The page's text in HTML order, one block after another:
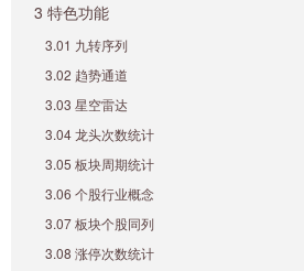
3 特色功能
3.01 九转序列
3.02 趋势通道
3.03 星空雷达
3.04 龙头次数统计
3.05 板块周期统计
3.06 个股行业概念
3.07 板块个股同列
3.08 涨停次数统计